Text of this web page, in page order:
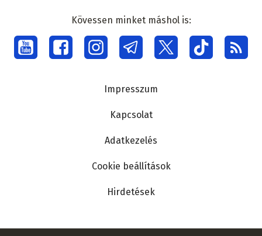
Social
menu
Kövessen minket máshol is:
Impresszum
Kapcsolat
Adatkezelés
Cookie beállítások
Hirdetések